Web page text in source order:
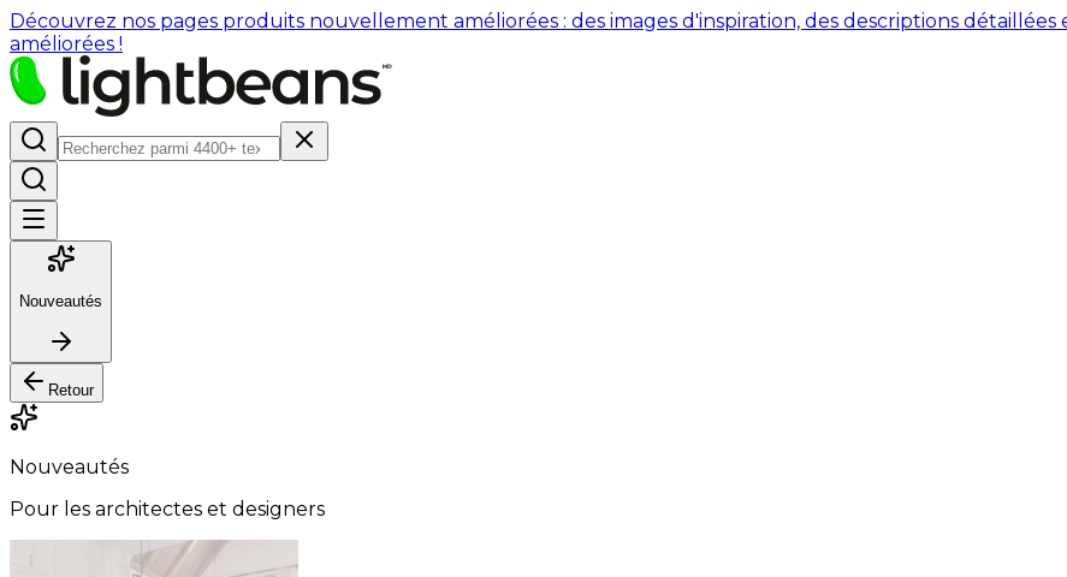
Découvrez nos pages produits nouvellement améliorées : des images d'inspiration, des descriptions détaillées
améliorées !
Nouveautés
Retour
Nouveautés
Pour les architectes et designers